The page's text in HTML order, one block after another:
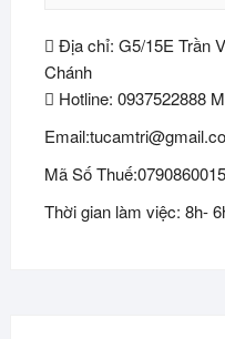
Địa chỉ: G5/15E Trần
Chánh
Hotline: 0937522888
Mã Số
Thời gian làm việc: 8h-